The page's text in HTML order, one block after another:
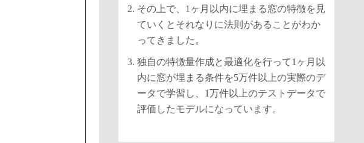
その上で、1ヶ月以内に埋まる窓の特徴を見
ていくとそれなりに法則があることがわか
ってきました。
独自の特徴量作成と最適化を行って1ヶ月以
内に窓が埋まる条件を5万件以上の実際のデ
ータで学習し、1万件以上のテストデータで
評価したモデルになっています。